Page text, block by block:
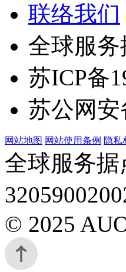
联络我们
全球服务
苏ICP备
苏公网安
网站地图 网站使用条例 隐私
全球服务据
© 2025